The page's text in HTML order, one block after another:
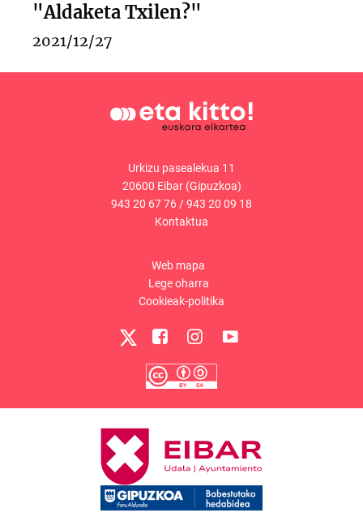
"Aldaketa Txilen?"
2021/12/27
Urkizu pasealekua 11
20600 Eibar (Gipuzkoa)
943 20 67 76 /943 20 09 18
Kontaktua
Web mapa
Lege oharra
Cookieak-politika